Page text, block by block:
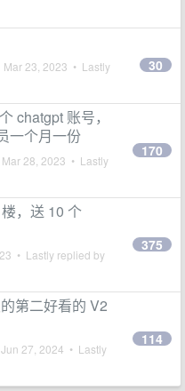
Mar 23, 2023 • Lastly
30
chatgpt 账号，
一个月一份
Mar 28, 2023 • Lastly
170
，送 10 个
• Lastly replied by
375
第二好看的 V2
Jun 27, 2024 • Lastly
114